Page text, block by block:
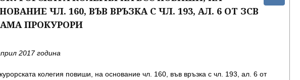
ЧЛ. 160, ВЪВ ВРЪЗКА С ЧЛ. 193, АЛ. 6 ОТ ЗСВ
ПРОКУРОРИ
2017 година
колегия повиши, на основание чл. 160, във връзка с чл. 193, ал. 6 от